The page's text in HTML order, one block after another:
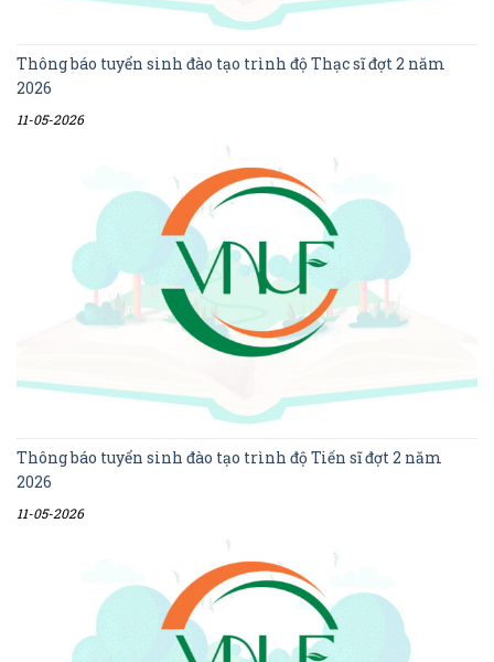
Thông báo tuyển sinh đào tạo trình độ Thạc sĩ đợt 2 năm
2026
11-05-2026
Thông báo tuyển sinh đào tạo trình độ Tiến sĩ đợt 2 năm
2026
11-05-2026